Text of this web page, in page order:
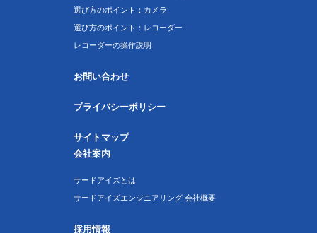
選び方のポイント：カメラ
選び方のポイント：レコーダー
レコーダーの操作説明
お問い合わせ
プライバシーポリシー
サイトマップ
会社案内
サードアイズとは
サードアイズエンジニアリング 会社概要
採用情報